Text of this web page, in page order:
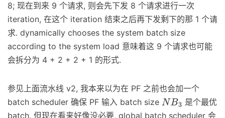
8; 现在到来 9 个请求, 则会先下发 8 个请求进行一次
iteration, 在这个 iteration 结束之后再下发剩下的那 1 个请
求. dynamically chooses the system batch size
according to the system load 意味着这 9 个请求也可能
会拆分为 4 + 2 + 2 + 1 的形式.
参见上面流水线 v2, 我本来以为在 PF 之前也会加一个
batch scheduler 确保 PF 输入 batch size NB3
是个最优
batch. 但现在看来好像没必要, global batch scheduler 会